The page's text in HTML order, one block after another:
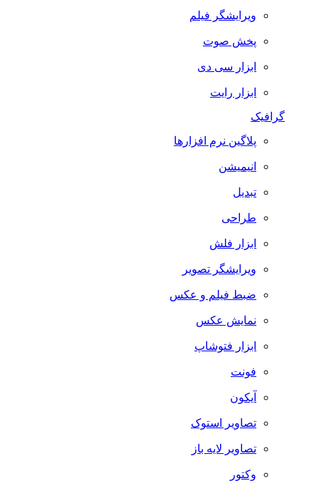
ویرایشگر فیلم
پخش صوت
ابزار سی دی
ابزار رایت
گرافیک
پلاگین نرم افزارها
انیمیشن
تبدیل
طراحی
ابزار فلش
ویرایشگر تصویر
ضبط فيلم و عكس
نمایش عکس
ابزار فتوشاپ
فونت
آیکون
تصاویر استوک
تصاویر لایه باز
وکتور